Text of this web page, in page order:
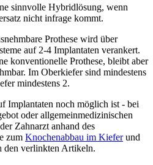
sinnvolle Hybridlösung, wenn
nicht infrage kommt.
Prothese wird über
auf 2-4 Implantaten verankert.
konventionelle Prothese, bleibt aber
Im Oberkiefer sind mindestens
mindestens 2.
Implantaten noch möglich ist - bei
oder allgemeinmedizinischen
Zahnarzt anhand des
zum Knochenabbau im Kieferund
den verlinkten Artikeln.